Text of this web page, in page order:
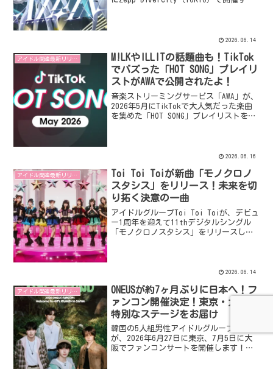
始。ライブへの「ALL IN」という熱い決
ます！
2026.06.14
アイドル関連最新リリース
M!LKやILLITの話題曲も！TikTok
でバズった「HOT SONG」プレイリ
ストがAWAで公開されたよ！
音楽ストリーミングサービス「AWA」が、
2026年5月にTikTokで大人気だった楽曲
を集めた「HOT SONG」プレイリストを公
2026.06.16
アイドル関連最新リリース
Toi Toi Toiが新曲「モノクロノ
スタシス」をリリース！未来を切
り拓く決意の一曲
アイドルグループToi Toi Toiが、デビュ
ー1周年を迎えて11thデジタルシングル
「モノクロノスタシス」をリリースしま
2026.06.14
アイドル関連最新リリース
ONEUSが約7ヶ月ぶりに日本へ！フ
ァンコン開催決定！東京・大阪で
特別なステージをお届け
韓国の5人組男性アイドルグループONEUS
が、2026年6月27日に東京、7月5日に大
阪でファンコンサートを開催します！卓